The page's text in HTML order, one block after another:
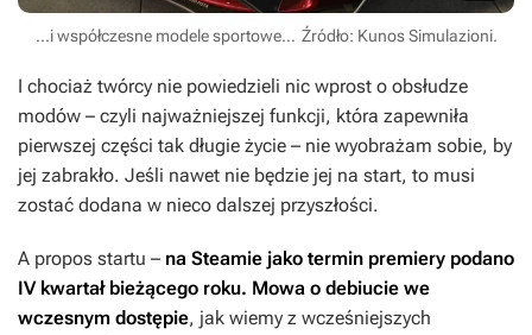
…i współczesne modele sportowe… Źródło: Kunos Simulazioni.
I chociaż twórcy nie powiedzieli nic wprost o obsłudze
modów – czyli najważniejszej funkcji, która zapewniła
pierwszej części tak długie życie – nie wyobrażam sobie, by
jej zabrakło. Jeśli nawet nie będzie jej na start, to musi
zostać dodana w nieco dalszej przyszłości.
A propos startu – na Steamie jako termin premiery podano
IV kwartał bieżącego roku. Mowa o debiucie we
wczesnym dostępie, jak wiemy z wcześniejszych